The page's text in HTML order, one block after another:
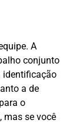
A
conjunto
identificação
a de
o
mas se você